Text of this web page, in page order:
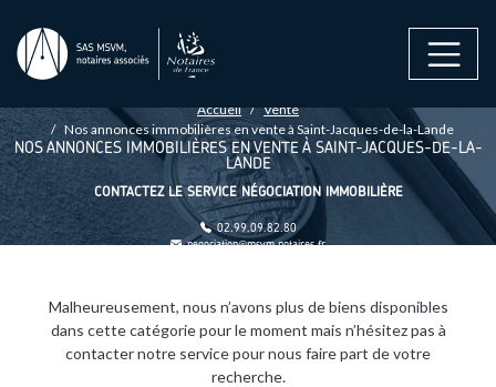
FIL D'ARIANE Accueil
Vente
Nos annonces immobilières en vente à Saint-Jacques-de-la-Lande
NOS ANNONCES IMMOBILIÈRES EN VENTE À SAINT-JACQUES-DE-LA-
LANDE
CONTACTEZ LE SERVICE NÉGOCIATION IMMOBILIÈRE
02.99.09.82.80
negociation@msvm.notaires.fr
Malheureusement, nous n’avons plus de biens disponibles
dans cette catégorie pour le moment mais n’hésitez pas à
contacter notre service pour nous faire part de votre
recherche.